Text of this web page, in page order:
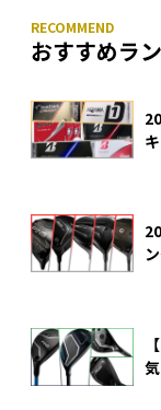
おすすめラ